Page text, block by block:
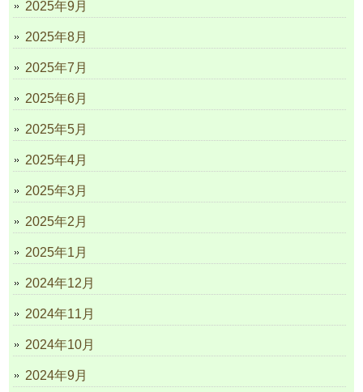
2025年9月
2025年8月
2025年7月
2025年6月
2025年5月
2025年4月
2025年3月
2025年2月
2025年1月
2024年12月
2024年11月
2024年10月
2024年9月